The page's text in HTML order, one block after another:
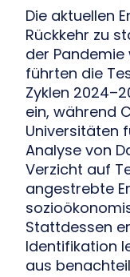
Die aktuellen
Rückkehr zu
der Pandemie
führten die
Zyklen
ein, während
Universitäten
Analyse von
Verzicht auf
angestrebte
Stattdessen
Identifikation
aus